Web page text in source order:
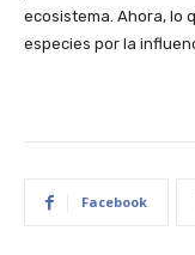
ecosistema. Ahora, lo
especies por la
Facebook